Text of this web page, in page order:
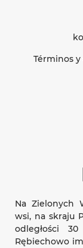
Términos
Na Zielonych
wsi, na skraju
odległości
Rębiechowo